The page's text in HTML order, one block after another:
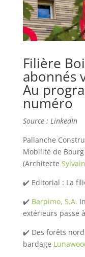
Filière
abonnés
Au
numéro
Source : LinkedIn
Pallanche
Mobilité de
(Architecte
✔️ Editorial : La
✔️ Barpimo, S.A.
extérieurs passe à
✔️ Des forêts
bardage